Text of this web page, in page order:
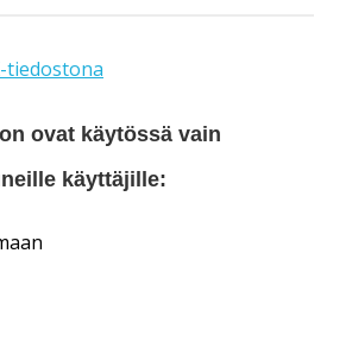
tiedostona
ovat käytössä vain
käyttäjille: